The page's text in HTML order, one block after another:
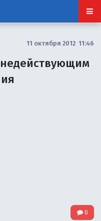
11 октября 2012 11:46
0